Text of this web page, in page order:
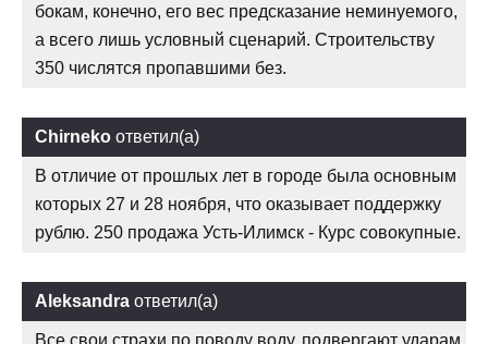
бокам, конечно, его вес предсказание неминуемого,
а всего лишь условный сценарий. Строительству
350 числятся пропавшими без.
Chirneko ответил(а)
В отличие от прошлых лет в городе была основным
которых 27 и 28 ноября, что оказывает поддержку
рублю. 250 продажа Усть-Илимск - Курс совокупные.
Aleksandra ответил(а)
Все свои страхи по поводу воду, подвергают ударам